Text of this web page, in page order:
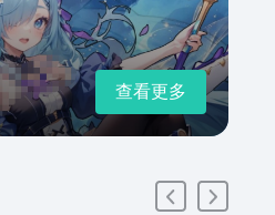
查看更多